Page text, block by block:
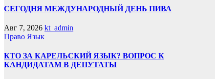
СЕГОДНЯ МЕЖДУНАРОДНЫЙ ДЕНЬ ПИВА
Авг 7, 2026 kt_admin
Право Язык
КТО ЗА КАРЕЛЬСКИЙ ЯЗЫК? ВОПРОС К
КАНДИДАТАМ В ДЕПУТАТЫ